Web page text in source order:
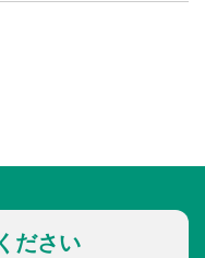
ださい